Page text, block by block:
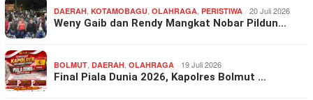
DAERAH KOTAMOBAGU OLAHRAGA PERISTIWA 20 Juli 2026
Weny Gaib dan Rendy Mangkat Nobar Pildun…
BOLMUT DAERAH OLAHRAGA 19 Juli 2026
Final Piala Dunia 2026, Kapolres Bolmut …